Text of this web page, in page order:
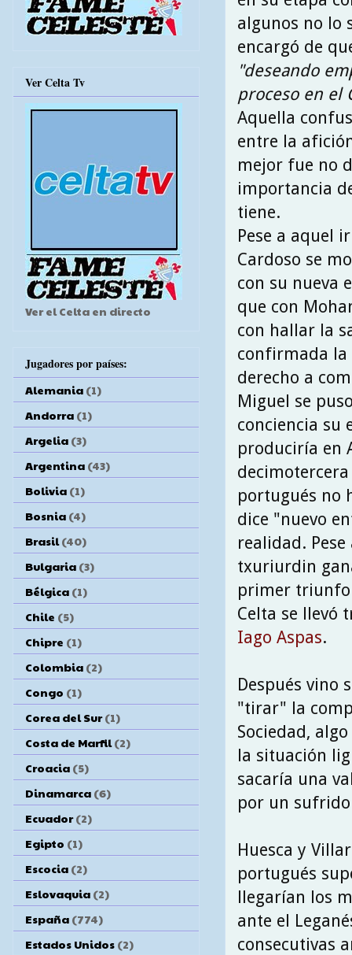
algunos no lo
encargó de
"deseando
proceso en el
Aquella
entre la
mejor fue no
importancia
tiene.
Pese a aquel
Cardoso se
con su nueva
que con
con hallar la
confirmada la
derecho a
Miguel se
conciencia su
produciría en
portugués no
dice "nuevo
realidad.
txuriurdin
primer triunfo
Celta se llevó
Iago Aspas.
Después vino
"tirar" la
Sociedad,
la situación
sacaría una
por un sufrido
Huesca y
portugués
llegarían los
ante el
consecutivas
Ver Celta Tv
Ver el Celta en directo
Jugadores por países:
Alemania (1)
Andorra (1)
Argelia (3)
Argentina (43)
Bolivia (1)
Bosnia (4)
Brasil (40)
Bulgaria (3)
Bélgica (1)
Chile (5)
Chipre (1)
Colombia (2)
Congo (1)
Corea del Sur (1)
Costa de Marfil (2)
Croacia (5)
Dinamarca (6)
Ecuador (2)
Egipto (1)
Escocia (2)
Eslovaquia (2)
España (774)
Estados Unidos (2)